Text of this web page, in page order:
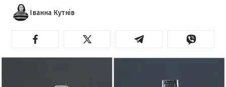
Іванна Кутнів